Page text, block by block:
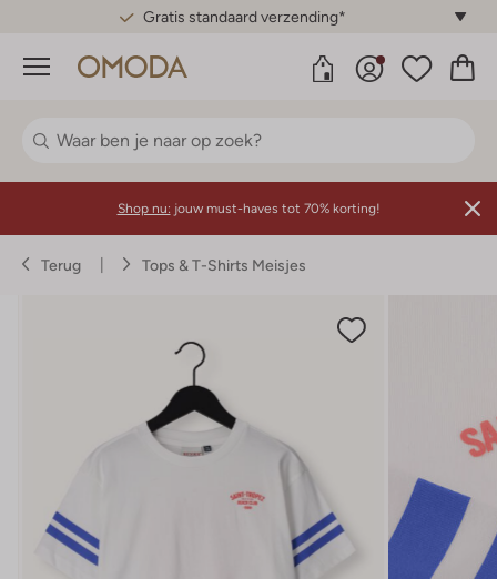
Gratis standaard verzending*
Menu
Shop nu: jouw must-haves tot 70% korting!
Terug Tops & T-Shirts Meisjes